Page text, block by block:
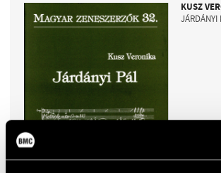
KUSZ
JÁRDÁNYI
2016